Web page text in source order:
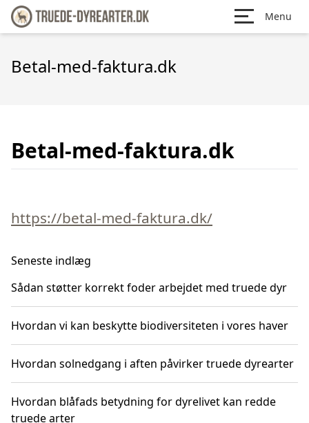
Menu
Betal-med-faktura.dk
Betal-med-faktura.dk
https://betal-med-faktura.dk/
Seneste indlæg
Sådan støtter korrekt foder arbejdet med truede dyr
Hvordan vi kan beskytte biodiversiteten i vores haver
Hvordan solnedgang i aften påvirker truede dyrearter
Hvordan blåfads betydning for dyrelivet kan redde
truede arter